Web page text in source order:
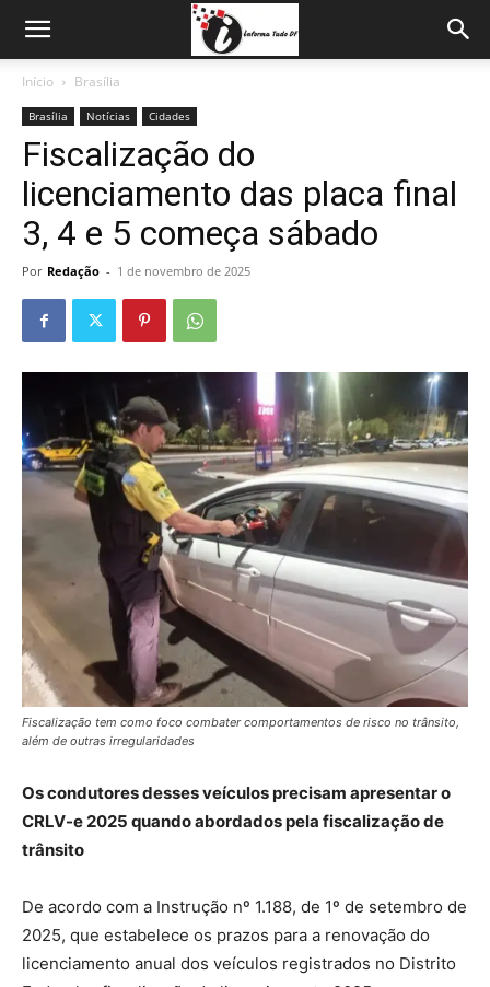
Início Brasília
Brasília Notícias Cidades
Fiscalização do
licenciamento das placa final
3, 4 e 5 começa sábado
Por Redação - 1 de novembro de 2025
Fiscalização tem como foco combater comportamentos de risco no trânsito,
além de outras irregularidades
Os condutores desses veículos precisam apresentar o
CRLV-e 2025 quando abordados pela fiscalização de
trânsito
De acordo com a Instrução nº 1.188, de 1º de setembro de
2025, que estabelece os prazos para a renovação do
licenciamento anual dos veículos registrados no Distrito